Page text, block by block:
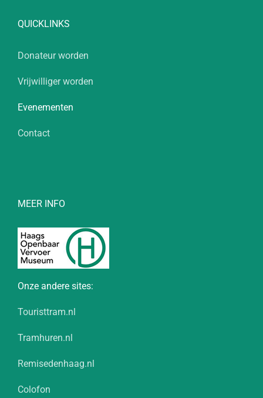
QUICKLINKS
Donateur worden
Vrijwilliger worden
Evenementen
Contact
MEER INFO
Onze andere sites:
Touristtram.nl
Tramhuren.nl
Remisedenhaag.nl
Colofon